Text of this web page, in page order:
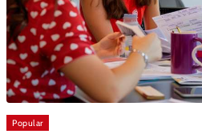
Popular